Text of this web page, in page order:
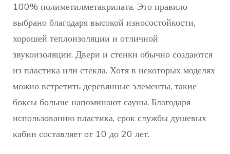
100% полиметилметакрилата. Это правило
выбрано благодаря высокой износостойкости,
хорошей теплоизоляции и отличной
звукоизоляции. Двери и стенки обычно создаются
из пластика или стекла. Хотя в некоторых моделях
можно встретить деревянные элементы, такие
боксы больше напоминают сауны. Благодаря
использованию пластика, срок службы душевых
кабин составляет от 10 до 20 лет.